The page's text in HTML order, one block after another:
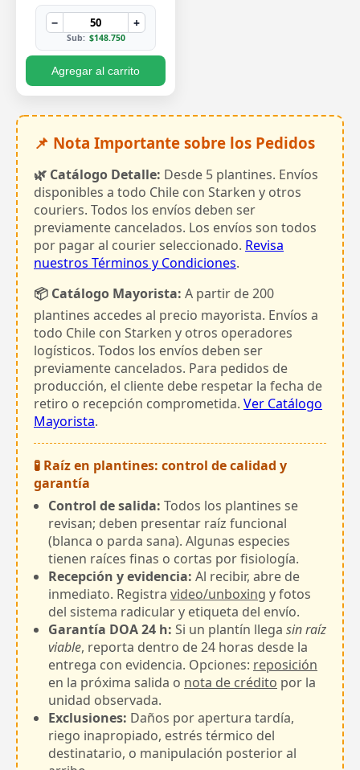
− +
Sub: $148.750
Agregar al carrito
📌 Nota Importante sobre los Pedidos
🌿 Catálogo Detalle: Desde 5 plantines. Envíos
disponibles a todo Chile con Starken y otros
couriers. Todos los envíos deben ser
previamente cancelados. Los envíos son todos
por pagar al courier seleccionado. Revisa
nuestros Términos y Condiciones.
📦 Catálogo Mayorista: A partir de 200
plantines accedes al precio mayorista. Envíos a
todo Chile con Starken y otros operadores
logísticos. Todos los envíos deben ser
previamente cancelados. Para pedidos de
producción, el cliente debe respetar la fecha de
retiro o recepción comprometida. Ver Catálogo
Mayorista.
🧪 Raíz en plantines: control de calidad y
garantía
Control de salida: Todos los plantines se
revisan; deben presentar raíz funcional
(blanca o parda sana). Algunas especies
tienen raíces finas o cortas por fisiología.
Recepción y evidencia: Al recibir, abre de
inmediato. Registra video/unboxing y fotos
del sistema radicular y etiqueta del envío.
Garantía DOA 24 h: Si un plantín llega sin raíz
viable, reporta dentro de 24 horas desde la
entrega con evidencia. Opciones: reposición
en la próxima salida o nota de crédito por la
unidad observada.
Exclusiones: Daños por apertura tardía,
riego inapropiado, estrés térmico del
destinatario, o manipulación posterior al